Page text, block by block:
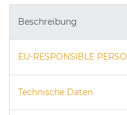
Beschreibung
EU-RESPONSIBLE
Technische Daten